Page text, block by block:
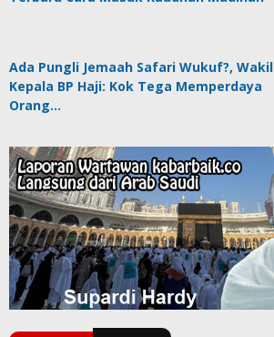
Ada Pungli Jemaah Safari Wukuf?, Wakil
Kepala BP Haji: Kok Tega Memperdaya
Orang…